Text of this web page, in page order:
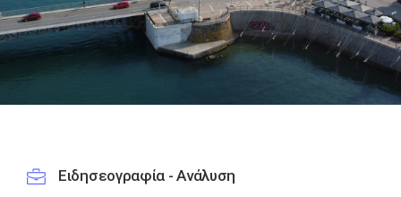
Ειδησεογραφία - Ανάλυση